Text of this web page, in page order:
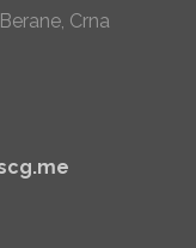
Crna